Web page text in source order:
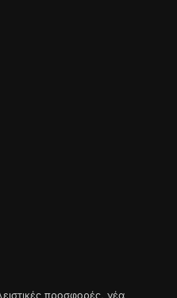
προσφορές, νέα